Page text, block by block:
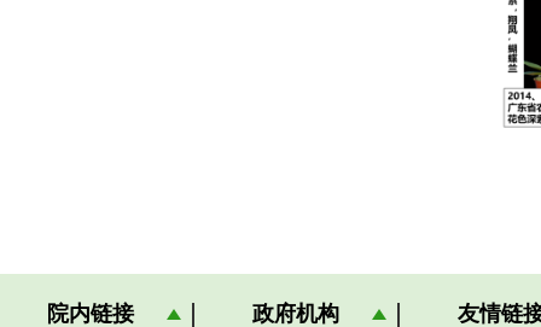
院内链接 政府机构 友情链